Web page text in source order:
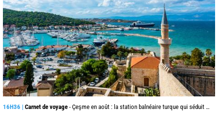
16H36 | Carnet de voyage - Çeşme en août : la station balnéaire turque qui séduit jusque de l’autre côté de la mer Égée